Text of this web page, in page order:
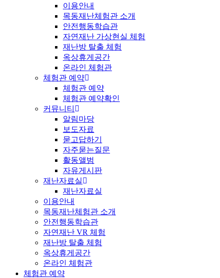
이용안내
목동재난체험관 소개
안전행동학습관
자연재난 가상현실 체험
재난방 탈출 체험
옥상휴게공간
온라인 체험관
체험관 예약
체험관 예약
체험관 예약확인
커뮤니티
알림마당
보도자료
묻고답하기
자주묻는질문
활동앨범
자유게시판
재난자료실
재난자료실
이용안내
목동재난체험관 소개
안전행동학습관
자연재난 VR 체험
재난방 탈출 체험
옥상휴게공간
온라인 체험관
체험관 예약